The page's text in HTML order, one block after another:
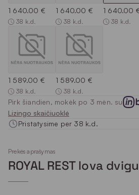
1 640.00 €
38 k.d.
1 640.00 €
38 k.d.
1 640.00
38 k.d.
1 589.00 €
38 k.d.
1 589.00 €
38 k.d.
Pirk šiandien, mokėk po 3 mėn. su
Lizingo skaičiuoklė
Pristatysime per 38 k.d.
Prekės aprašymas
ROYAL REST lova